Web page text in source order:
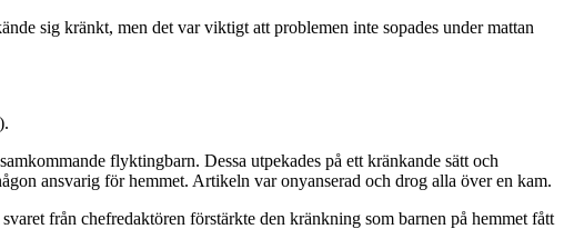
sig kränkt, men det var viktigt att problemen inte sopades under mattan
flyktingbarn. Dessa utpekades på ett kränkande sätt och
ansvarig för hemmet. Artikeln var onyanserad och drog alla över en kam.
från chefredaktören förstärkte den kränkning som barnen på hemmet fått